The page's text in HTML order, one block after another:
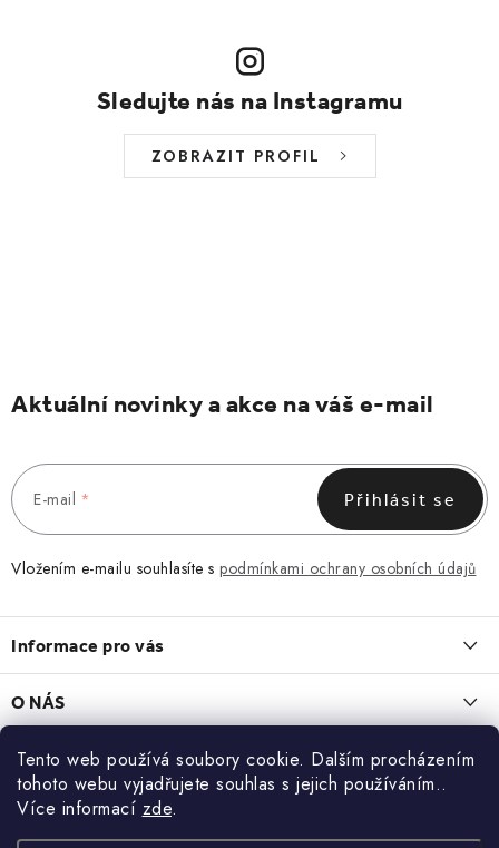
Tento web používá soubory cookie. Dalším procházením
tohoto webu vyjadřujete souhlas s jejich používáním..
Více informací zde.
Sledujte nás na Instagramu
ZOBRAZIT PROFIL
Aktuální novinky a akce na váš e-mail
E-mail
Vložením e-mailu souhlasíte s podmínkami ochrany osobních údajů
Přihlásit se
á
p
t
Informace pro vás
Obchodní podmínky
Vrácení a reklamace
Zásady zpracování a ochrany osobních údajů
Kontakt
O NÁS
Kontakt
Blog
LEDVINKA, KTERÁ ZAPADNE DO KAŽDÉHO DNE
KONTAKT